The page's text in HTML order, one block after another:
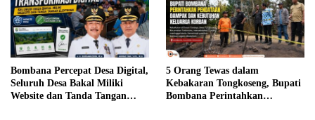
Bombana Percepat Desa Digital,
Seluruh Desa Bakal Miliki
Website dan Tanda Tangan
5 Orang Tewas dalam
Kebakaran Tongkoseng, Bupati
Bombana Perintahkan